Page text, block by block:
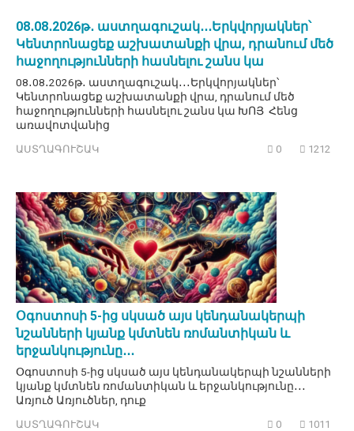
08․08․2026թ․ աստղագուշակ․․․Երկվորյակներ՝
Կենտրոնացեք աշխատանքի վրա, դրանում մեծ
հաջողությունների հասնելու շանս կա
08․08․2026թ․ աստղագուշակ․․․Երկվորյակներ՝
Կենտրոնացեք աշխատանքի վրա, դրանում մեծ
հաջողությունների հասնելու շանս կա ԽՈՅ Հենց
առավոտվանից
ԱՍՏՂԱԳՈՒՇԱԿ 0 1212
Օգոստոսի 5-ից սկսած այս կենդանակերպի
նշանների կյանք կմտնեն ռոմանտիկան և
երջանկությունը․․․
Օգոստոսի 5-ից սկսած այս կենդանակերպի նշանների
կյանք կմտնեն ռոմանտիկան և երջանկությունը․․․
Առյուծ Առյուծներ, դուք
ԱՍՏՂԱԳՈՒՇԱԿ 0 1011